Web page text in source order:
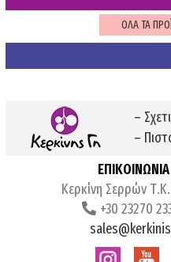
ΟΛΑ ΤΑ
–
–
ΕΠΙΚΟΙΝΩΝΙΑ
Κερκίνη Σερρών
+30 23270